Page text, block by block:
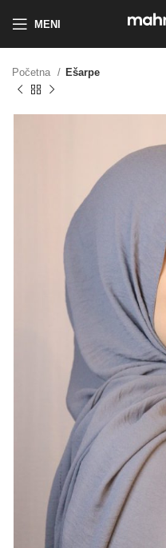
MENI
Početna Ešarpe